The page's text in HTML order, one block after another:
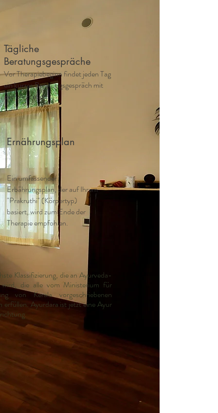
Tägliche
Beratungsgespräche
Vor Therapiebeginn findet jeden Tag
ein kurzes Beratungsgespräch mit
dem Arzt statt.
Ernährungsplan
Ein umfassender
Erbährungsplan, der auf Ihrem
"Prakruthi" (Körpertyp)
basiert, wird zum Ende der
Therapie empfohlen.
Klassifizierung, die an Ayurveda-
wird, die alle vom Ministerium für
von Kerala vorgeschriebenen
erfüllen. Ayurdara ist jetzt eine Ayur